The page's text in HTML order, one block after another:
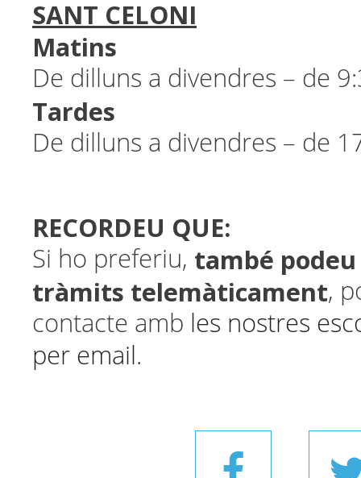
SANT CELONI
Matins
De dilluns a divendres – de
Tardes
De dilluns a divendres – de
RECORDEU QUE:
Si ho preferiu, també
tràmits telemàticament,
contacte amb les nostres
per email .